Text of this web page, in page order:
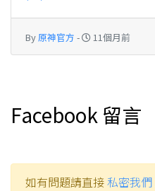
By 原神官方 - 11個月前
Facebook 留言
如有問題請直接私密我們